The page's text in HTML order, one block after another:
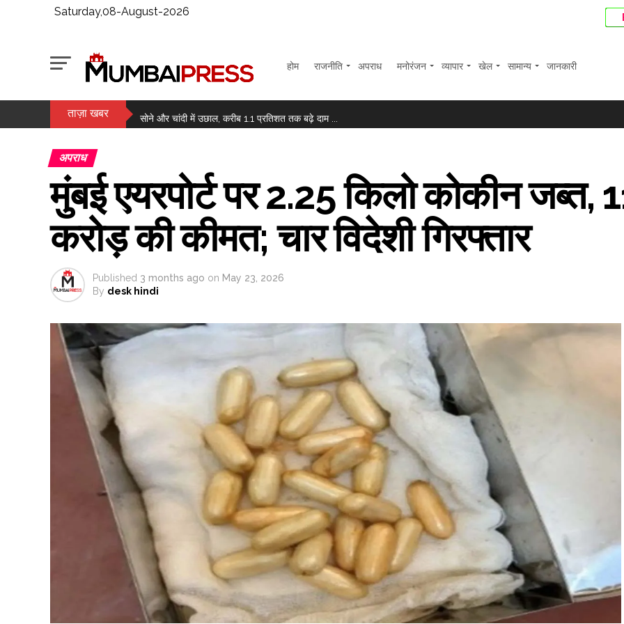
Saturday,08-August-2026
होम राजनीति अपराध मनोरंजन व्यापार खेल सामान्य जानकारी
ताज़ा खबर
जेके टायर का पहली तिमाही में मुनाफा 73 प्रतिशत घटकर 44 करोड़ रुपए रहा; शेयर करीब 6 प्रतिशत फिसले ...
सोना इस हफ्ते 6 हजार रुपए से अधिक महंगा हुआ, चांदी 2.3 लाख के पार ...
ई20 पेट्रोल की गुणवत्ता पर उठे सवालों को तेल कंपनियों ने किया खारिज, कहा- जांच में नहीं मिली कोई गड़बड़ी ...
राहुल गांधी को महिला आरक्षण विधेयक का समर्थन करने में कोई दिक्कत नहीं होनी चाहिए : रिजिजू ...
चेस: आर प्रज्ञानानंद ने जीता सेंट लुइस रैपिड और ब्लिट्ज का खिताब ...
मुंबई में चोरी का संदिग्ध गिरफ्तार, 6 मामले सुलझाए गए ...
अपराध
मुंबई एयरपोर्ट पर 2.25 किलो कोकीन जब्त,
करोड़ की कीमत; चार विदेशी गिरफ्तार
Published 3 months ago on May 23, 2026
By desk hindi